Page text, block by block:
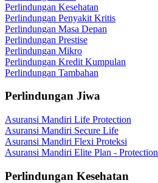
Perlindungan Kesehatan
Perlindungan Penyakit Kritis
Perlindungan Masa Depan
Perlindungan Prestise
Perlindungan Mikro
Perlindungan Kredit Kumpulan
Perlindungan Tambahan
Perlindungan Jiwa
Asuransi Mandiri Life Protection
Asuransi Mandiri Secure Life
Asuransi Mandiri Flexi Proteksi
Asuransi Mandiri Elite Plan - Protection
Perlindungan Kesehatan